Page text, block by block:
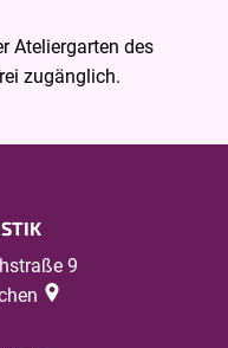
Ateliergarten des
zugänglich.
9